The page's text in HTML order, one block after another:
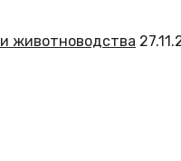
животноводства